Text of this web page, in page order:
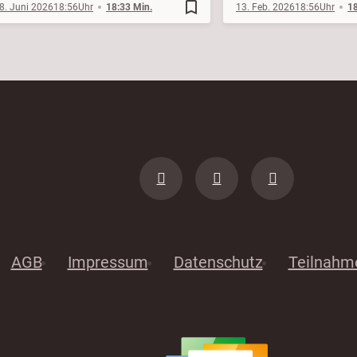
Juni 202618:56 18:33 Min. bookmark_border 13. Feb. 202618:56
AGB Impressum Datenschutz